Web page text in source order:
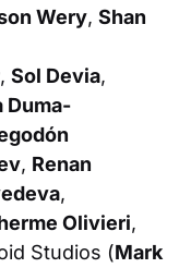
Wery, Shan
, Sol Devia,
Duma-
, Renan
,
Olivieri,
Studios (Mark